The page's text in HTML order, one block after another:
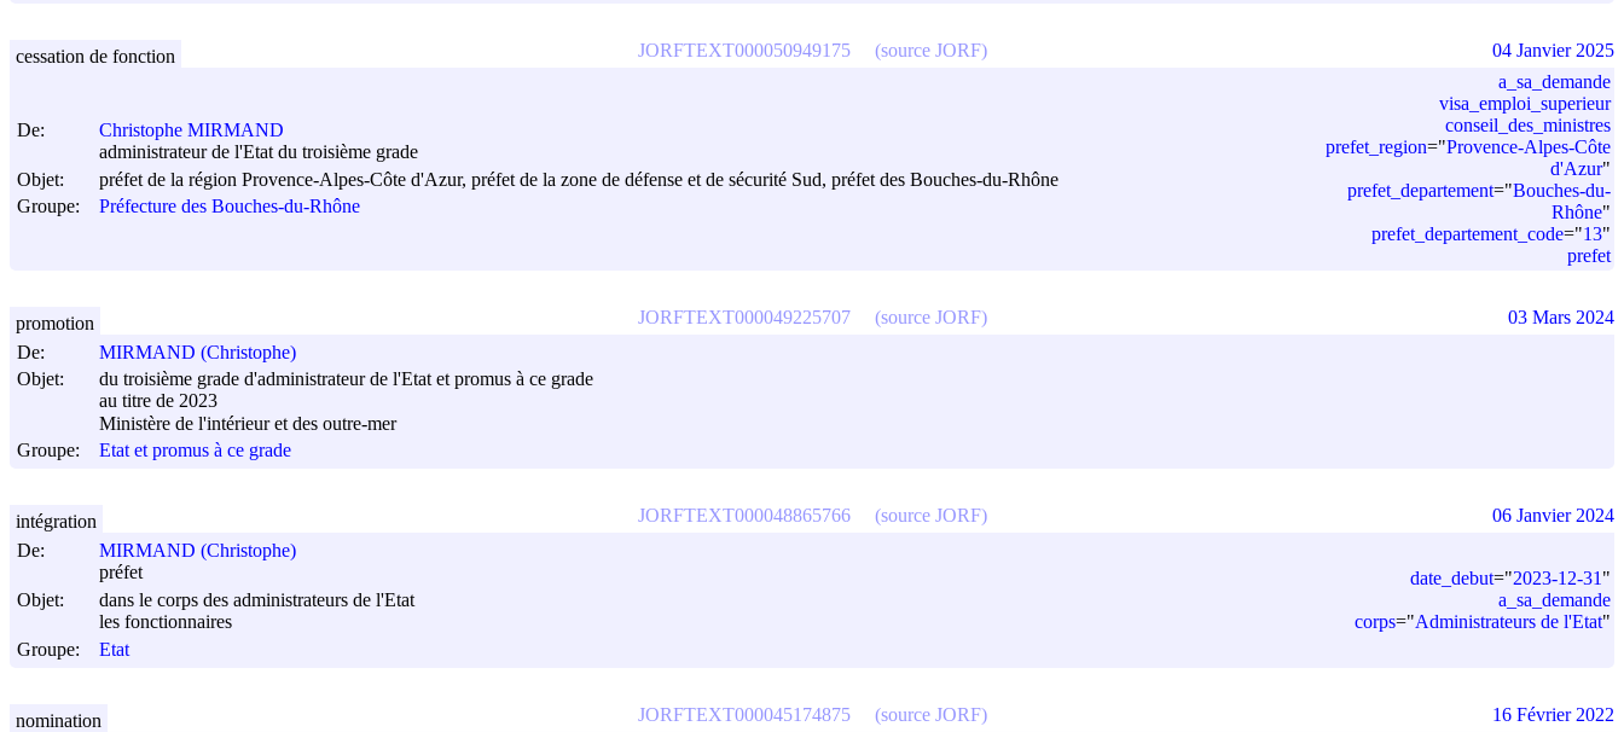
De:
Christophe MIRMAND
administrateur de l'Etat du troisième grade
Objet:
préfet de la région Provence-Alpes-Côte d'Azur, préfet de la zone de défense et de sécurité Sud, préfet des Bouches-du-Rhône
Groupe:
Préfecture des Bouches-du-Rhône
a_sa_demande
visa_emploi_superieur
conseil_des_ministres
prefet_region="Provence-Alpes-Côte
d'Azur"
prefet_departement="Bouches-du-
Rhône"
prefet_departement_code="13"
prefet
JORFTEXT000050949175 (source JORF)
cessation de fonction 04 Janvier 2025
De:
MIRMAND (Christophe)
Objet:
du troisième grade d'administrateur de l'Etat et promus à ce grade
au titre de 2023
Ministère de l'intérieur et des outre-mer
Groupe:
Etat et promus à ce grade
JORFTEXT000049225707 (source JORF)
promotion 03 Mars 2024
De:
MIRMAND (Christophe)
préfet
Objet:
dans le corps des administrateurs de l'Etat
les fonctionnaires
Groupe:
Etat
date_debut="2023-12-31 "
a_sa_demande
corps="Administrateurs de l'Etat"
JORFTEXT000048865766 (source JORF)
intégration 06 Janvier 2024
JORFTEXT000045174875 (source JORF)
nomination 16 Février 2022